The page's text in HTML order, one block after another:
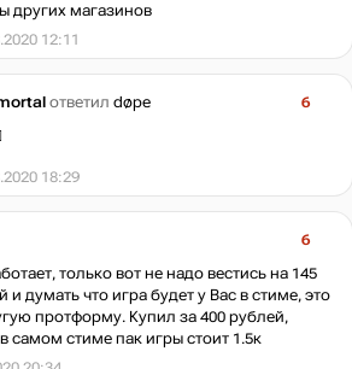
других магазинов
12:11
ответил døpe
6
18:29
6
только вот не надо вестись на 145
и думать что игра будет у Вас в стиме, это
протформу. Купил за 400 рублей,
самом стиме пак игры стоит 1.5к